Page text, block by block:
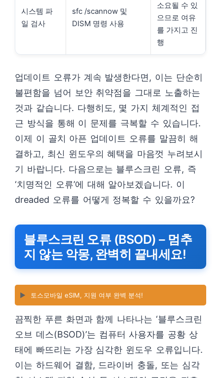
시스템 파
일 검사
sfc /scannow 및
DISM 명령 사용
소요될 수 있
으므로 여유
를 가지고 진
행
업데이트 오류가 계속 발생한다면, 이는 단순히
불편함을 넘어 보안 취약점을 그대로 노출하는
것과 같습니다. 다행히도, 몇 가지 체계적인 접
근 방식을 통해 이 문제를 극복할 수 있습니다.
이제 이 골치 아픈 업데이트 오류를 말끔히 해
결하고, 최신 윈도우의 혜택을 마음껏 누려보시
기 바랍니다. 다음으로는 블루스크린 오류, 즉
‘치명적인 오류’에 대해 알아보겠습니다. 이
dreaded 오류를 어떻게 정복할 수 있을까요?
블루스크린 오류 (BSOD) – 멈추
지 않는 악몽, 완벽히 끝내세요!
▶️ 토스모바일 eSIM, 지원 여부 완벽 분석!
끔찍한 푸른 화면과 함께 나타나는 ‘블루스크린
오브 데스(BSOD)’는 컴퓨터 사용자를 공황 상
태에 빠뜨리는 가장 심각한 윈도우 오류입니다.
이는 하드웨어 결함, 드라이버 충돌, 또는 심각